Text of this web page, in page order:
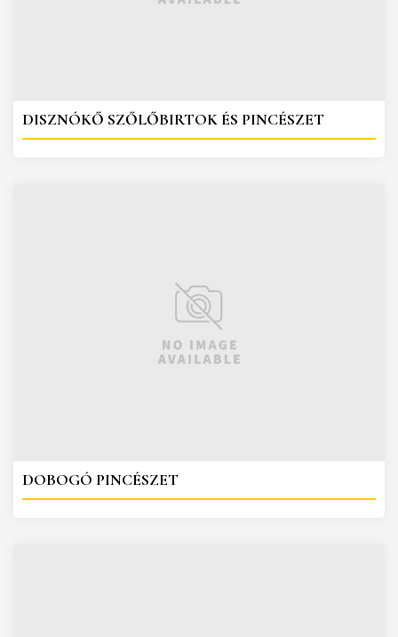
DISZNÓKŐ SZŐLŐBIRTOK ÉS PINCÉSZET
DOBOGÓ PINCÉSZET